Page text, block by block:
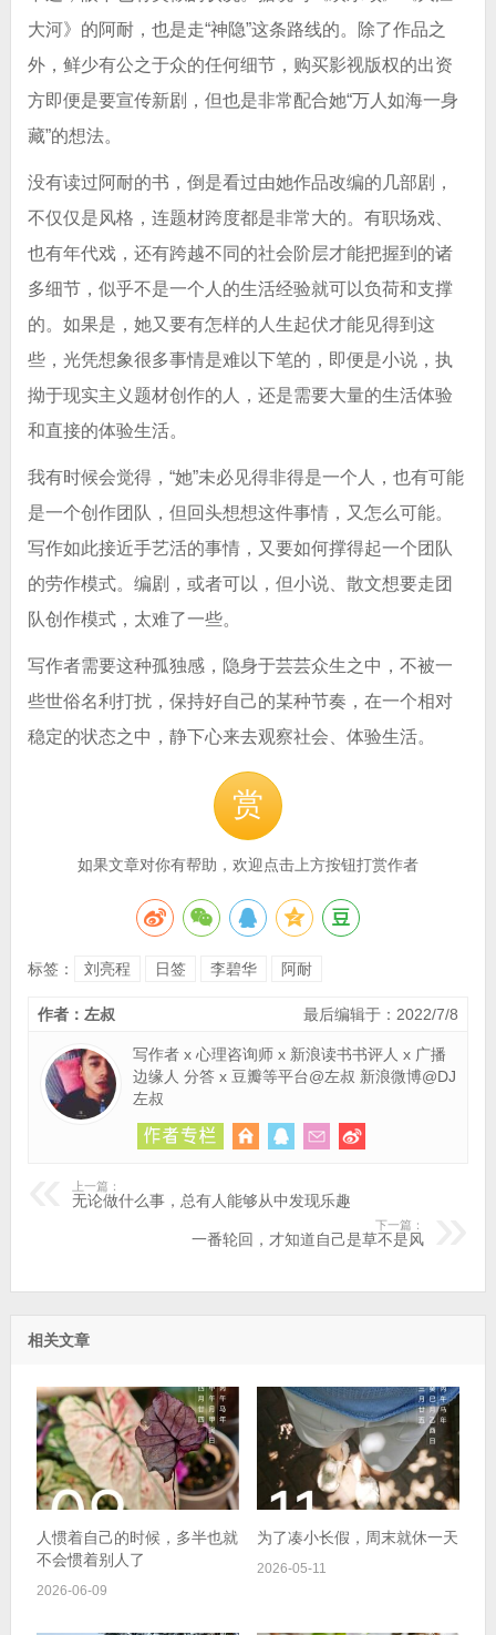
大河》的阿耐，也是走“神隐”这条路线的。除了作品之
外，鲜少有公之于众的任何细节，购买影视版权的出资
方即便是要宣传新剧，但也是非常配合她“万人如海一身
藏”的想法。
没有读过阿耐的书，倒是看过由她作品改编的几部剧，
不仅仅是风格，连题材跨度都是非常大的。有职场戏、
也有年代戏，还有跨越不同的社会阶层才能把握到的诸
多细节，似乎不是一个人的生活经验就可以负荷和支撑
的。如果是，她又要有怎样的人生起伏才能见得到这
些，光凭想象很多事情是难以下笔的，即便是小说，执
拗于现实主义题材创作的人，还是需要大量的生活体验
和直接的体验生活。
我有时候会觉得，“她”未必见得非得是一个人，也有可能
是一个创作团队，但回头想想这件事情，又怎么可能。
写作如此接近手艺活的事情，又要如何撑得起一个团队
的劳作模式。编剧，或者可以，但小说、散文想要走团
队创作模式，太难了一些。
写作者需要这种孤独感，隐身于芸芸众生之中，不被一
些世俗名利打扰，保持好自己的某种节奏，在一个相对
稳定的状态之中，静下心来去观察社会、体验生活。
赏
如果文章对你有帮助，欢迎点击上方按钮打赏作者
标签： 刘亮程 日签 李碧华 阿耐
最后编辑于：2022/7/8
作者：左叔
写作者 x 心理咨询师 x 新浪读书书评人 x 广播
边缘人 分答 x 豆瓣等平台@左叔 新浪微博@DJ
左叔
上一篇：
无论做什么事，总有人能够从中发现乐趣
下一篇：
一番轮回，才知道自己是草不是风
相关文章
人惯着自己的时候，多半也就
不会惯着别人了
2026-06-09
为了凑小长假，周末就休一天
2026-05-11